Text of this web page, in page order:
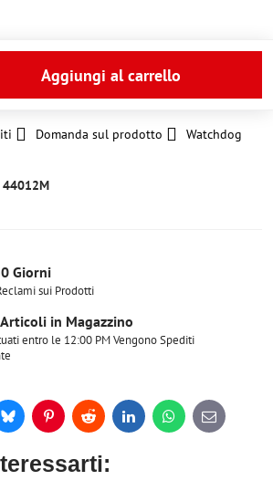
Aggiungi al carrello
Domanda sul prodotto
Watchdog
44012M
Giorni
sui Prodotti
in Magazzino
entro le 12:00 PM Vengono Spediti
BlueskyPinterestReddit LinkedInWhatsApp
E-
mail